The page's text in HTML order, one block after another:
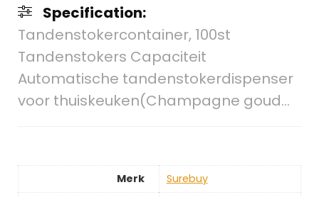
Specification:
Tandenstokercontainer, 100st
Tandenstokers Capaciteit
Automatische tandenstokerdispenser
voor thuiskeuken(Champagne goud…
Merk
‎Surebuy